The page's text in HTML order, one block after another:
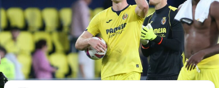
FUTEBOL NACIONAL
FUTEBOL INTERNACIONAL
COMO APOSTAR
MAIS ESPORTES